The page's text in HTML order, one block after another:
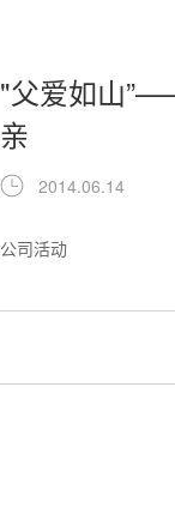
"父爱如山
亲
2014.06.14
公司活动